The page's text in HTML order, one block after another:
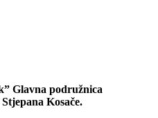
Glavna podružnica
Kosače.